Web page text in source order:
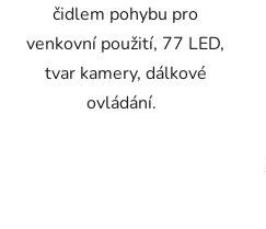
čidlem pohybu pro
venkovní použití, 77 LED,
tvar kamery, dálkové
ovládání.